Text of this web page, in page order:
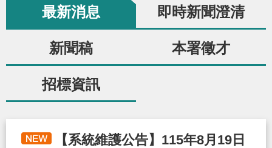
區
相
連
結
最新消息 即時新聞澄清
新聞稿 本署徵才
招標資訊
【系統維護公告】115年8月19日